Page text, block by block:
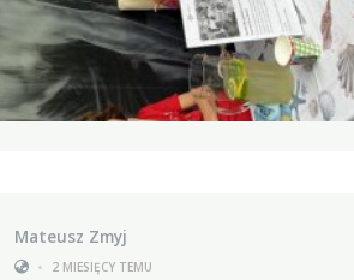
Mateusz Zmyj
•
2 MIESIĘCY TEMU